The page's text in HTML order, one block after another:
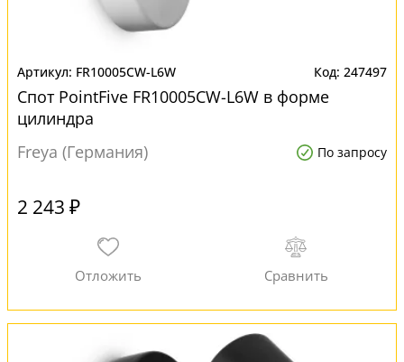
FR10005CW-L6W 247497
Спот PointFive FR10005CW-L6W в форме
цилиндра
Freya (Германия)
По запросу
2 243 ₽